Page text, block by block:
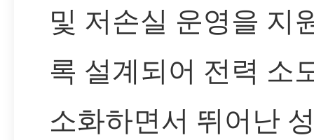
및 저손실 운영을 지
록 설계되어 전력 소
소화하면서 뛰어난